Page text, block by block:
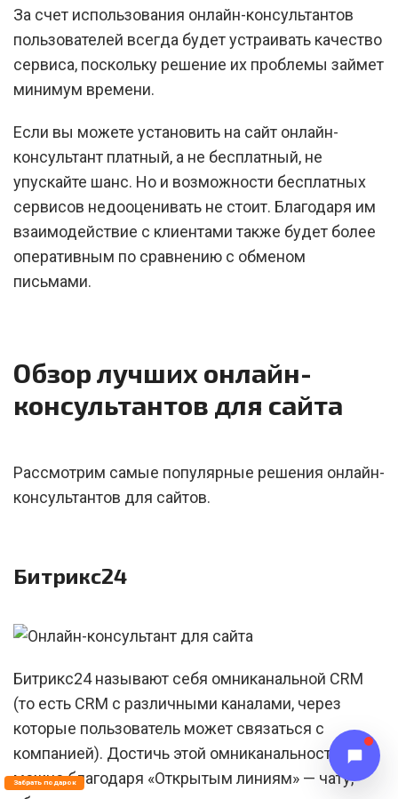
За счет использования онлайн-консультантов
пользователей всегда будет устраивать качество
сервиса, поскольку решение их проблемы займет
минимум времени.
Если вы можете установить на сайт онлайн-
консультант платный, а не бесплатный, не
упускайте шанс. Но и возможности бесплатных
сервисов недооценивать не стоит. Благодаря им
взаимодействие с клиентами также будет более
оперативным по сравнению с обменом
письмами.
Обзор лучших онлайн-
консультантов для сайта
Рассмотрим самые популярные решения онлайн-
консультантов для сайтов.
Битрикс24
Битрикс24 называют себя омниканальной CRM
(то есть CRM c различными каналами, через
которые пользователь может связаться с
компанией). Достичь этой омниканальности
можно благодаря «Открытым линиям» — чату,
Забрать подарок